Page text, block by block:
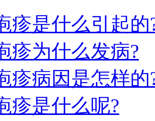
疹是什么引起的
疹为什么发病?
疹病因是怎样的
疹是什么呢?